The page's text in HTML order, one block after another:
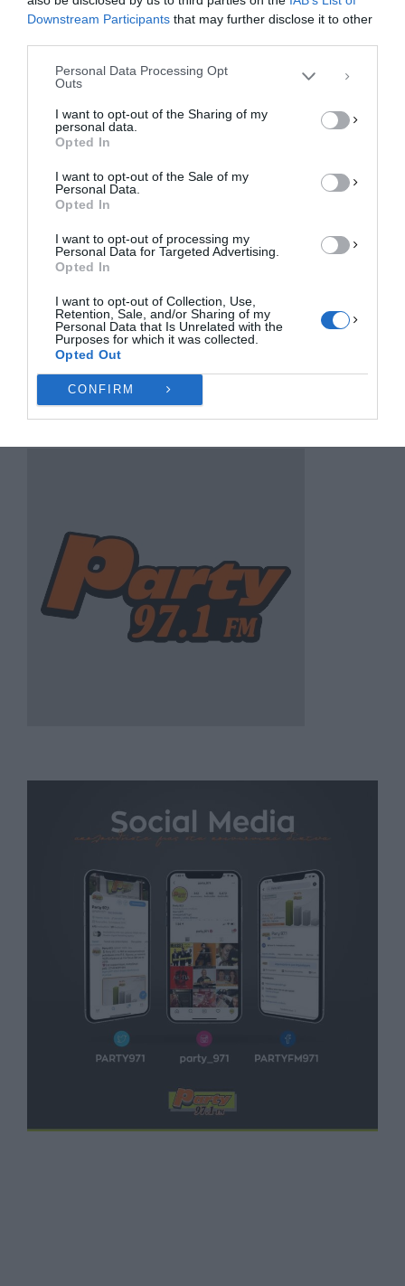
Downstream Participants that may further disclose it to other
Personal Data Processing Opt
Outs
I want to opt-out of the Sharing of my
personal data.
Opted In
I want to opt-out of the Sale of my
Personal Data.
Opted In
I want to opt-out of processing my
Personal Data for Targeted Advertising.
Opted In
I want to opt-out of Collection, Use,
Retention, Sale, and/or Sharing of my
Personal Data that Is Unrelated with the
Purposes for which it was collected.
Opted Out
CONFIRM
επεξεργαστούμε δεδομένα προσωπικού χαρακτήρα, όπως συμπεριφορά
περιήγησης ή μοναδικά αναγνωριστικά σε αυτόν τον ιστότοπο. Η μη
συγκατάθεση ή η ανάκληση της συγκατάθεσης, μπορεί να επηρεάσει
αρνητικά ορισμένες λειτουργίες και δυνατότητες.
ΠΡΟΒΟΛΉ ΠΡΟΤΙΜΉΣΕΩΝ
Πολιτική Cookies